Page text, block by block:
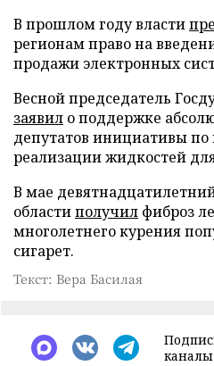
В прошлом году власти
регионам право на
продажи электронных
Весной председатель
заявил о поддержке
депутатов инициативы
реализации жидкостей
В мае
областиполучил фиброз
многолетнего курения
сигарет.
Текст: Вера Басилая
каналы